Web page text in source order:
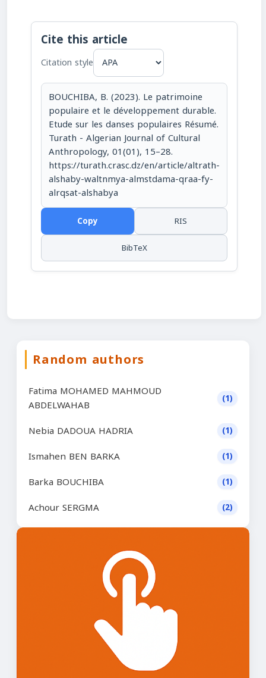
Cite this article
Citation style
BOUCHIBA, B. (2023). Le patrimoine
populaire et le développement durable.
Etude sur les danses populaires Résumé.
Turath - Algerian Journal of Cultural
Anthropology, 01(01), 15–28.
https://turath.crasc.dz/en/article/altrath-
alshaby-waltnmya-almstdama-qraa-fy-
alrqsat-alshabya
Copy
RIS
BibTeX
Random authors
Fatima MOHAMED MAHMOUD
ABDELWAHAB
(1)
Nebia DADOUA HADRIA (1)
Ismahen BEN BARKA (1)
Barka BOUCHIBA (1)
Achour SERGMA (2)